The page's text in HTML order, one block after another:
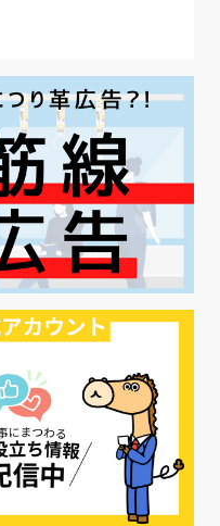
#採用の効率化
チャーギャップ
ラスメント
#SNS活用
#内定辞退の防止
用ナーチャリング
#カジュアル面談
#採用代行
#エシカル就活
#年間採用計画